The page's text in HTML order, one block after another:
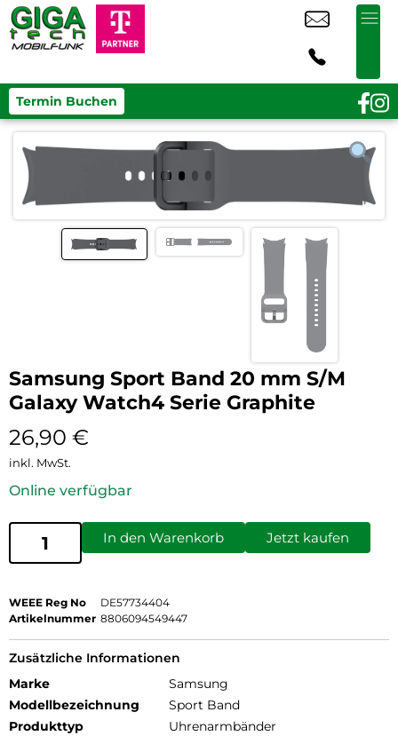
Termin Buchen
Samsung Sport Band 20 mm S/M
Galaxy Watch4 Serie Graphite
26,90 €
inkl. MwSt.
Online verfügbar
In den Warenkorb Jetzt kaufen
WEEE Reg No
DE57734404
Artikelnummer 8806094549447
Zusätzliche Informationen
Marke
Samsung
Modellbezeichnung
Sport Band
Produkttyp
Uhrenarmbänder